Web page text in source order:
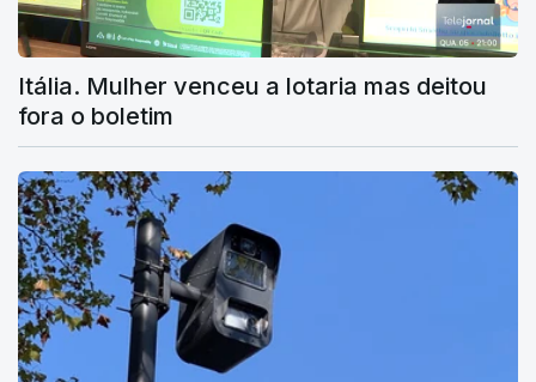
Itália. Mulher venceu a lotaria mas deitou
fora o boletim